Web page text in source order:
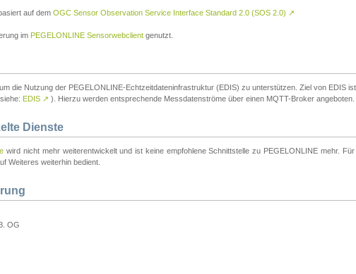
auf dem OGC Sensor Observation Service Interface Standard 2.0 (SOS 2.0) ↗
im PEGELONLINE Sensorwebclient genutzt.
die Nutzung der PEGELONLINE-Echtzeitdateninfrastruktur (EDIS) zu unterstützen. Ziel von EDIS
EDIS ↗ ). Hierzu werden entsprechende Messdatenströme über einen MQTT-Broker angeboten.
Dienste
wird nicht mehr weiterentwickelt und ist keine empfohlene Schnittstelle zu PEGELONLINE mehr.
Weiteres weiterhin bedient.
OG